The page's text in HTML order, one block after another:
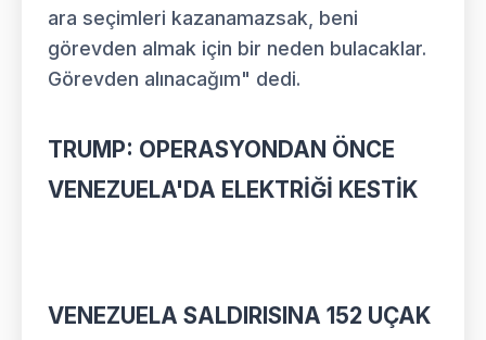
ara seçimleri kazanamazsak, beni
görevden almak için bir neden bulacaklar.
Görevden alınacağım" dedi.
TRUMP: OPERASYONDAN ÖNCE
VENEZUELA'DA ELEKTRİĞİ KESTİK
VENEZUELA SALDIRISINA 152 UÇAK